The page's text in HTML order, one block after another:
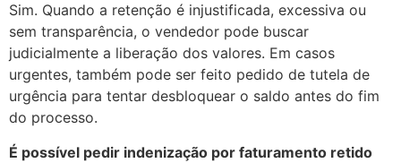
Sim. Quando a retenção é injustificada, excessiva ou
sem transparência, o vendedor pode buscar
judicialmente a liberação dos valores. Em casos
urgentes, também pode ser feito pedido de tutela de
urgência para tentar desbloquear o saldo antes do fim
do processo.
É possível pedir indenização por faturamento retido